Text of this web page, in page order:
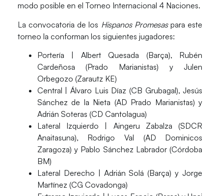
modo posible en el Torneo Internacional 4 Naciones.
La convocatoria de los Hispanos Promesas para este
torneo la conforman los siguientes jugadores:
Portería | Albert Quesada (Barça), Rubén
Cardeñosa (Prado Marianistas) y Julen
Orbegozo (Zarautz KE)
Central |
Álvaro Luis Díaz (CB Grubagal), Jesús
Sánchez de la Nieta (AD Prado Marianistas) y
Adrián Soteras (CD Cantolagua)
Lateral Izquierdo | Aingeru Zabalza (SDCR
Anaitasuna), Rodrigo Val (AD Dominicos
Zaragoza) y Pablo Sánchez Labrador (Córdoba
BM)
Lateral Derecho |
Adrián Solá (Barça) y Jorge
Martínez (CG Covadonga)